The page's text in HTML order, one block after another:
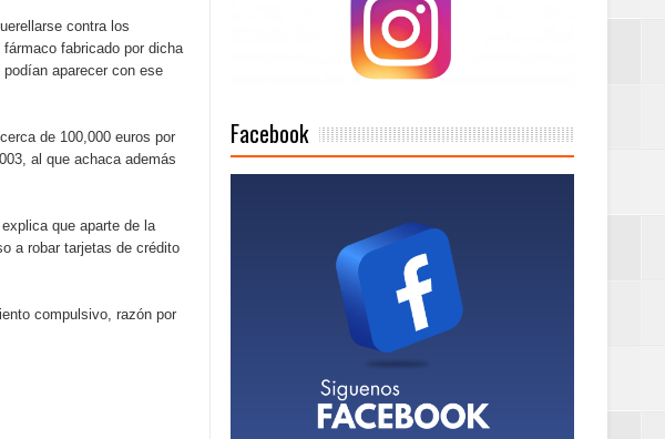
a Hard Rock Café Santo
alimentaria tras salida de RD
Inversión “Reserva tu Capital”
Brand
del sector con Sistema de Gestión
reduce el proceso de días a
contra los
fabricado por dicha
aparecer con ese
de 100,000 euros por
al que achaca además
que aparte de la
a robar tarjetas de crédito
compulsivo, razón por
Facebook